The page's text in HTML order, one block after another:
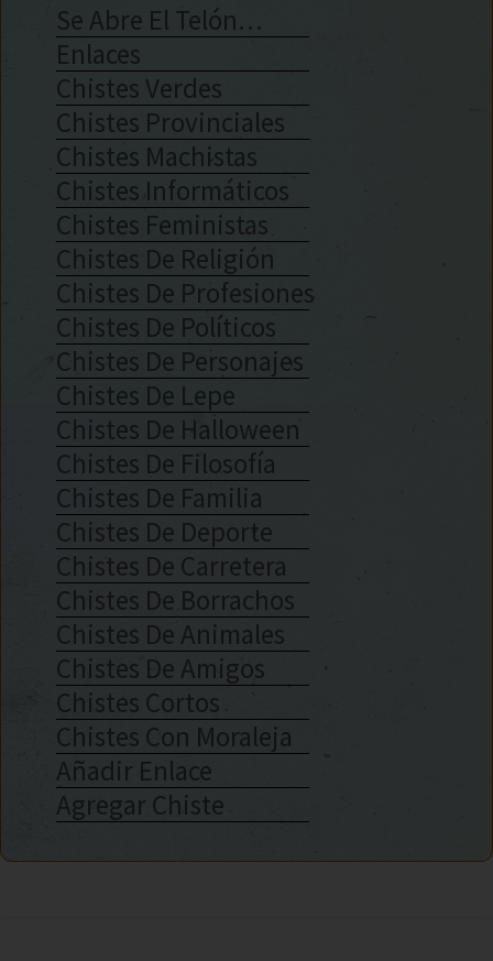
Se Abre El Telón…
Enlaces
Chistes Verdes
Chistes Provinciales
Chistes Machistas
Chistes Informáticos
Chistes Feministas
Chistes De Religión
Chistes De Profesiones
Chistes De Políticos
Chistes De Personajes
Chistes De Lepe
Chistes De Halloween
Chistes De Filosofía
Chistes De Familia
Chistes De Deporte
Chistes De Carretera
Chistes De Borrachos
Chistes De Animales
Chistes De Amigos
Chistes Cortos
Chistes Con Moraleja
Añadir Enlace
Agregar Chiste